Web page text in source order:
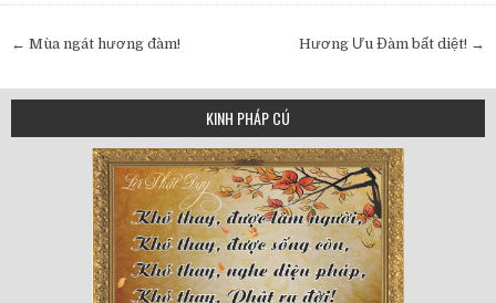
Post Hương Ưu Đàm bất diệt! →
← Mùa ngát hương đàm!
KINH PHÁP CÚ